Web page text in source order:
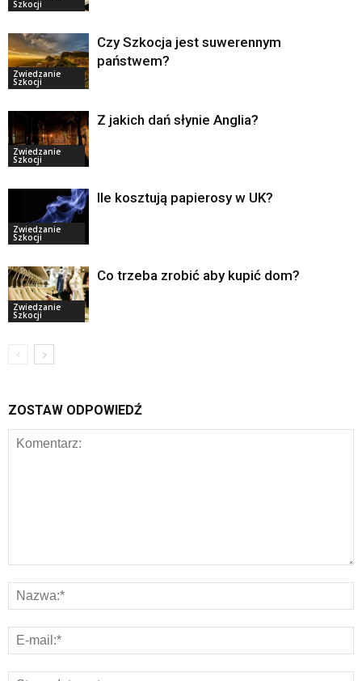
Szkocji
Zwiedzanie
Szkocji
Czy Szkocja jest suwerennym
państwem?
Zwiedzanie
Szkocji
Z jakich dań słynie Anglia?
Zwiedzanie
Szkocji
Ile kosztują papierosy w UK?
Zwiedzanie
Szkocji
Co trzeba zrobić aby kupić dom?
ZOSTAW ODPOWIEDŹ